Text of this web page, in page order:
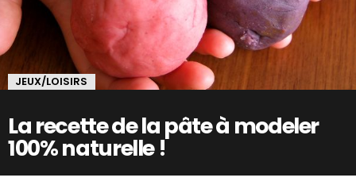
JEUX/LOISIRS
La recette de la pâte à modeler
100% naturelle !